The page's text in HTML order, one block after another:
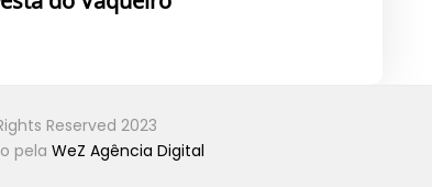
Reserved 2023
pela WeZ Agência Digital